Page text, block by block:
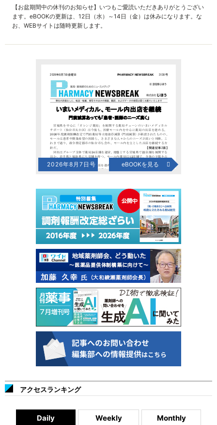
【お盆期間中の休刊のお知らせ】いつもご愛読いただきありがとうござい
ます。eBOOKの更新は、12日（水）～14日（金）は休みになります。な
お、WEBサイトは随時更新します。
2026年8月7日号 eBOOKを見る
アクセスランキング
Daily Weekly Monthly